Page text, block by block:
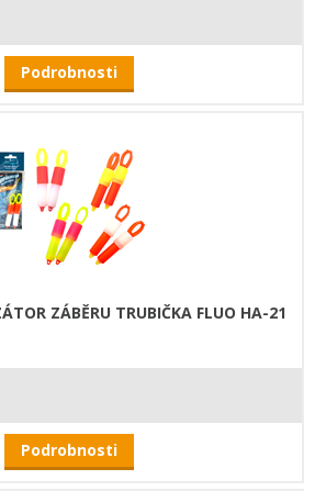
Podrobnosti
ZÁBĚRU TRUBIČKA FLUO HA-21
Podrobnosti